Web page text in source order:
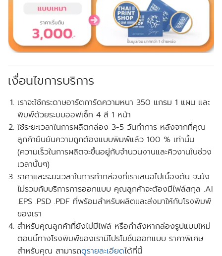
เงื่อนไขการบริการ
เราจะใช้กระดาษอาร์ตการ์ดความหนา 350 แกรม 1 แผน และ
พิมพ์ด้วยระบบออฟเซ็ท 4 สี 1 หน้า
ใช้ระยะเวลาในการผลิตกล่อง 3-5 วันทำการ หลังจากที่คุณ
ลูกค้ายืนยันความถูกต้องแบบพิมพ์แล้ว 100 % เท่านั้น
(ความเร็วในการผลิตจะขึ้นอยู่กับจำนวนงานและคิวงานในช่วง
เวลานั้นๆ)
ราคาและระยะเวลาในการทำกล่องที่เราเสนอไปเบื้องต้น จะยัง
ไม่รวมกับบริการการออกแบบ คุณลูกค้าจะต้องมีไฟล์สกุล .AI
.EPS .PSD .PDF ที่พร้อมสำหรับผลิตและส่งมาให้กับโรงพิมพ์
ของเรา
สำหรับคุณลูกค้าที่ยังไม่มีไฟล์ หรือกำลังหากล่องรูปแบบใหม่
ตอนนี้ทางโรงพิมพ์ของเรามีโปรโมชั่นออกแบบ ราคาพิเศษ
สำหรับคุณ สามารถดูรายละเอียดได้ที่นี้